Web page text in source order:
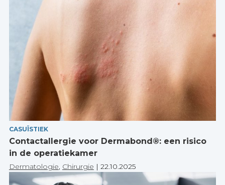
CASUÏSTIEK
Contactallergie voor Dermabond®: een risico
in de operatiekamer
Dermatologie, Chirurgie | 22.10.2025